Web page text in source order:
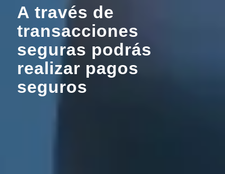
A través de
transacciones
seguras podrás
realizar pagos
seguros